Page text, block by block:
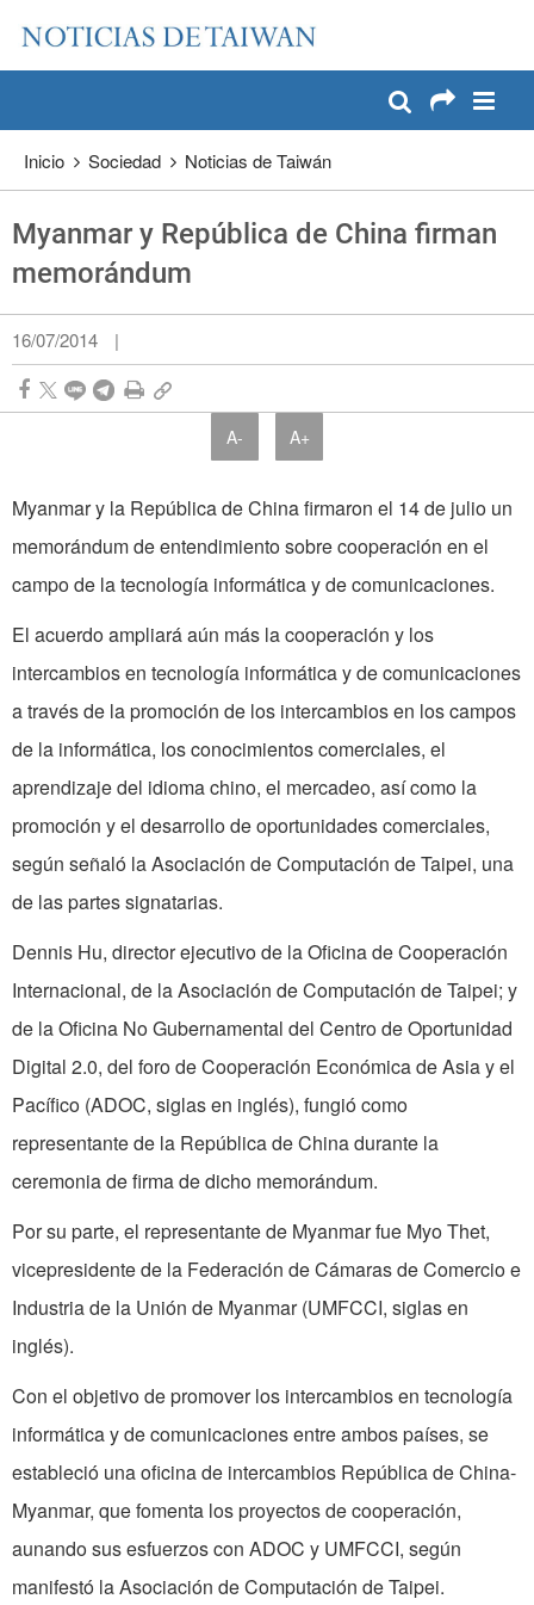
Pase a contenido principal
Inicio Sociedad Noticias de Taiwán
Myanmar y República de China firman
memorándum
16/07/2014 |
A- A+
Myanmar y la República de China firmaron el 14 de julio un
memorándum de entendimiento sobre cooperación en el
campo de la tecnología informática y de comunicaciones.
El acuerdo ampliará aún más la cooperación y los
intercambios en tecnología informática y de comunicaciones
a través de la promoción de los intercambios en los campos
de la informática, los conocimientos comerciales, el
aprendizaje del idioma chino, el mercadeo, así como la
promoción y el desarrollo de oportunidades comerciales,
según señaló la Asociación de Computación de Taipei, una
de las partes signatarias.
Dennis Hu, director ejecutivo de la Oficina de Cooperación
Internacional, de la Asociación de Computación de Taipei; y
de la Oficina No Gubernamental del Centro de Oportunidad
Digital 2.0, del foro de Cooperación Económica de Asia y el
Pacífico (ADOC, siglas en inglés), fungió como
representante de la República de China durante la
ceremonia de firma de dicho memorándum.
Por su parte, el representante de Myanmar fue Myo Thet,
vicepresidente de la Federación de Cámaras de Comercio e
Industria de la Unión de Myanmar (UMFCCI, siglas en
inglés).
Con el objetivo de promover los intercambios en tecnología
informática y de comunicaciones entre ambos países, se
estableció una oficina de intercambios República de China-
Myanmar, que fomenta los proyectos de cooperación,
aunando sus esfuerzos con ADOC y UMFCCI, según
manifestó la Asociación de Computación de Taipei.